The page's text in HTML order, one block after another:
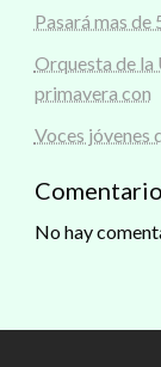
Pasará mas de
Orquesta de
primavera con
Voces jóvenes
No hay